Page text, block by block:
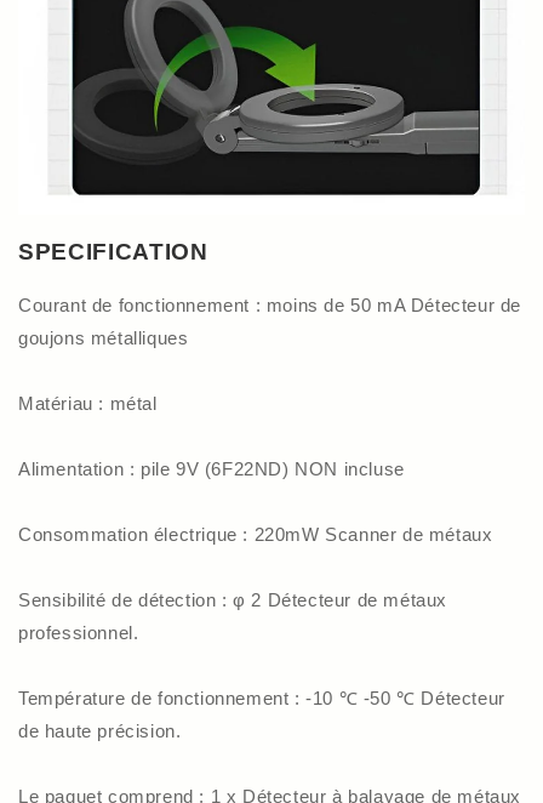
SPECIFICATION
Courant de fonctionnement : moins de 50 mA Détecteur de
goujons métalliques
Matériau : métal
Alimentation : pile 9V (6F22ND) NON incluse
Consommation électrique : 220mW Scanner de métaux
Sensibilité de détection : φ 2 Détecteur de métaux
professionnel.
Température de fonctionnement : -10 ℃ -50 ℃ Détecteur
de haute précision.
Le paquet comprend : 1 x Détecteur à balayage de métaux